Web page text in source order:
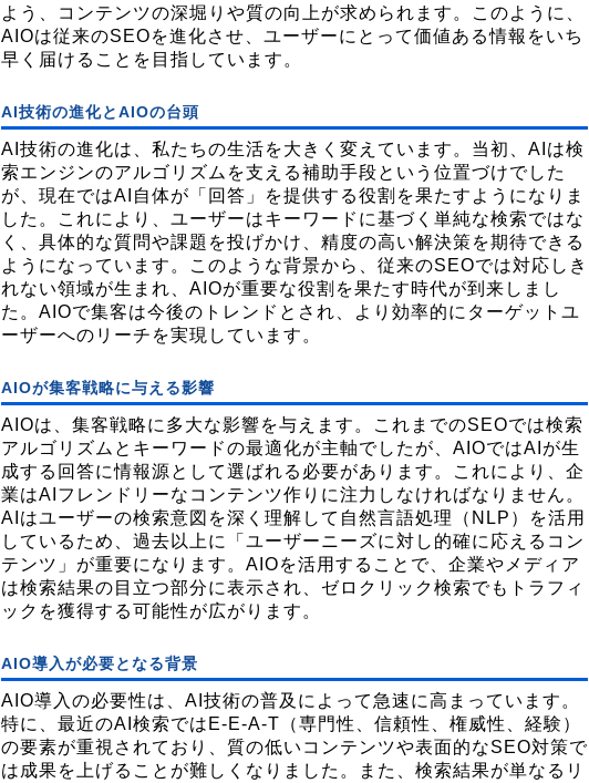
よう、コンテンツの深堀りや質の向上が求められます。このように、
AIOは従来のSEOを進化させ、ユーザーにとって価値ある情報をいち
早く届けることを目指しています。
AI技術の進化とAIOの台頭
AI技術の進化は、私たちの生活を大きく変えています。当初、AIは検
索エンジンのアルゴリズムを支える補助手段という位置づけでした
が、現在ではAI自体が「回答」を提供する役割を果たすようになりま
した。これにより、ユーザーはキーワードに基づく単純な検索ではな
く、具体的な質問や課題を投げかけ、精度の高い解決策を期待できる
ようになっています。このような背景から、従来のSEOでは対応しき
れない領域が生まれ、AIOが重要な役割を果たす時代が到来しまし
た。AIOで集客は今後のトレンドとされ、より効率的にターゲットユ
ーザーへのリーチを実現しています。
AIOが集客戦略に与える影響
AIOは、集客戦略に多大な影響を与えます。これまでのSEOでは検索
アルゴリズムとキーワードの最適化が主軸でしたが、AIOではAIが生
成する回答に情報源として選ばれる必要があります。これにより、企
業はAIフレンドリーなコンテンツ作りに注力しなければなりません。
AIはユーザーの検索意図を深く理解して自然言語処理（NLP）を活用
しているため、過去以上に「ユーザーニーズに対し的確に応えるコン
テンツ」が重要になります。AIOを活用することで、企業やメディア
は検索結果の目立つ部分に表示され、ゼロクリック検索でもトラフィ
ックを獲得する可能性が広がります。
AIO導入が必要となる背景
AIO導入の必要性は、AI技術の普及によって急速に高まっています。
特に、最近のAI検索ではE-E-A-T（専門性、信頼性、権威性、経験）
の要素が重視されており、質の低いコンテンツや表面的なSEO対策で
は成果を上げることが難しくなりました。また、検索結果が単なるリ